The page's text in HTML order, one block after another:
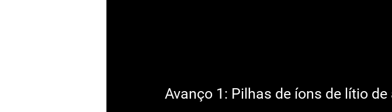
Avanço 1: Pilhas de íons de lítio